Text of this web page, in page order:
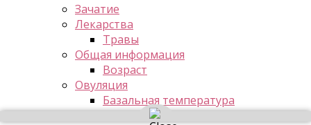
Зачатие
Лекарства
Травы
Общая информация
Возраст
Овуляция
Базальная температура